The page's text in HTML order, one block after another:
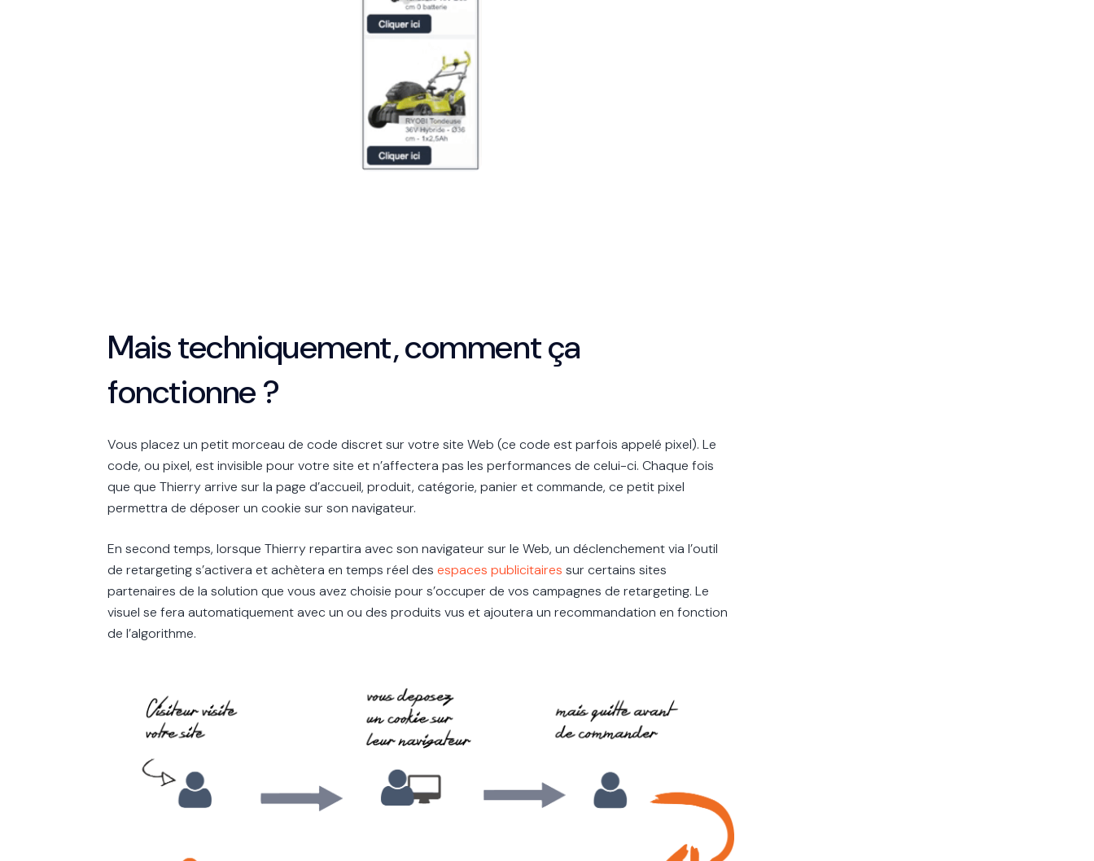
Mais techniquement, comment ça
fonctionne ?
Vous placez un petit morceau de code discret sur votre site Web (ce code est parfois appelé pixel). Le
code, ou pixel, est invisible pour votre site et n’affectera pas les performances de celui-ci. Chaque fois
que que Thierry arrive sur la page d’accueil, produit, catégorie, panier et commande, ce petit pixel
permettra de déposer un cookie sur son navigateur.
En second temps, lorsque Thierry repartira avec son navigateur sur le Web, un déclenchement via l’outil
de retargeting s’activera et achètera en temps réel des espaces publicitaires sur certains sites
partenaires de la solution que vous avez choisie pour s’occuper de vos campagnes de retargeting. Le
visuel se fera automatiquement avec un ou des produits vus et ajoutera un recommandation en fonction
de l’algorithme.